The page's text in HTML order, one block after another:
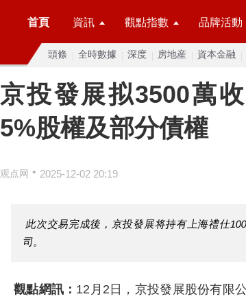
首頁 資訊 觀點指數 品牌活動
頭條 全時數據 深度 房地産 資本金融
京投發展拟3500萬
5%股權及部分債權
观点网 • 2025-12-02 20:19
此次交易完成後，京投發展将持有上海禮仕
司。
觀點網訊： 12月2日，京投發展股份有限